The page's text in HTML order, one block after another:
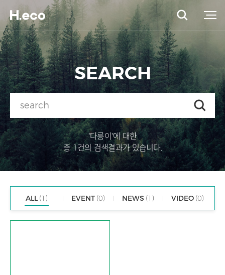
SEARCH
"다릉이"에 대한
총 1건의 검색결과가 있습니다.
ALL (1) EVENT (0) NEWS (1) VIDEO (0)